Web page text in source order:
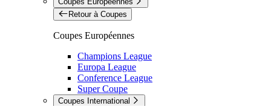
Retour à Coupes
Coupes Européennes
Champions League
Europa League
Conference League
Super Coupe
Coupes International